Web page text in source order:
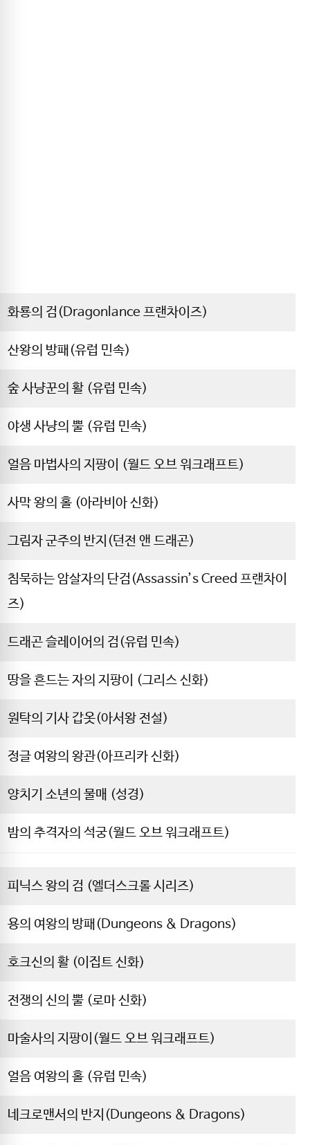
화룡의 검(Dragonlance 프랜차이즈)
산왕의 방패(유럽 민속)
숲 사냥꾼의 활 (유럽 민속)
야생 사냥의 뿔 (유럽 민속)
얼음 마법사의 지팡이 (월드 오브 워크래프트)
사막 왕의 홀 (아라비아 신화)
그림자 군주의 반지(던전 앤 드래곤)
침묵하는 암살자의 단검(Assassin’s Creed 프랜차이
즈)
드래곤 슬레이어의 검(유럽 민속)
땅을 흔드는 자의 지팡이 (그리스 신화)
원탁의 기사 갑옷(아서왕 전설)
정글 여왕의 왕관(아프리카 신화)
양치기 소년의 물매 (성경)
밤의 추격자의 석궁(월드 오브 워크래프트)
피닉스 왕의 검 (엘더스크롤 시리즈)
용의 여왕의 방패(Dungeons & Dragons)
호크신의 활 (이집트 신화)
전쟁의 신의 뿔 (로마 신화)
마술사의 지팡이(월드 오브 워크래프트)
얼음 여왕의 홀 (유럽 민속)
네크로맨서의 반지(Dungeons & Dragons)